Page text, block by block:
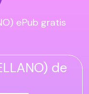
ePub gratis
de